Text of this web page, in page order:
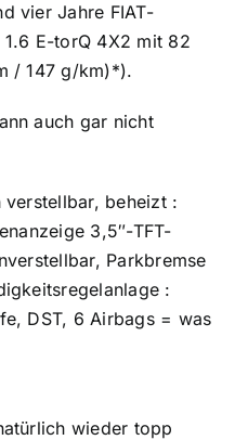
vier Jahre FIAT-
1.6 E-torQ 4X2 mit 82
/ 147 g/km)*).
auch gar nicht
beheizt :
3,5″-TFT-
Parkbremse
:
DST, 6 Airbags = was
wieder topp